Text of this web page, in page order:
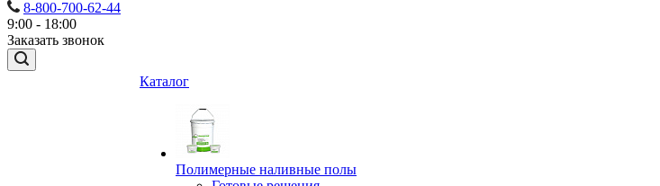
8-800-700-62-44
9:00 - 18:00
Заказать звонок
Каталог
Полимерные наливные полы